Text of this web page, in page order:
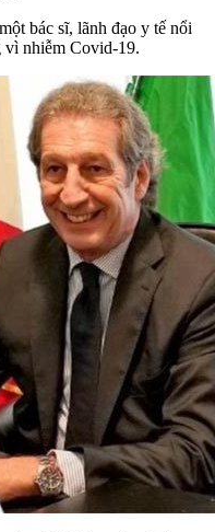
bác sĩ, lãnh đạo y tế nổi
vì nhiễm Covid-19.